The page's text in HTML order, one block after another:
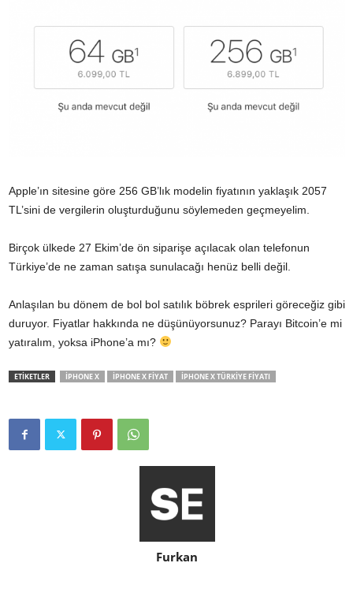
Apple’ın sitesine göre 256 GB’lık modelin fiyatının yaklaşık 2057
TL’sini de vergilerin oluşturduğunu söylemeden geçmeyelim.
Birçok ülkede 27 Ekim’de ön siparişe açılacak olan telefonun
Türkiye’de ne zaman satışa sunulacağı henüz belli değil.
Anlaşılan bu dönem de bol bol satılık böbrek esprileri göreceğiz gibi
duruyor. Fiyatlar hakkında ne düşünüyorsunuz? Parayı Bitcoin’e mi
yatıralım, yoksa iPhone’a mı?
ETİKETLER IPHONE X IPHONE X FIYAT IPHONE X TÜRKIYE FIYATI
Furkan